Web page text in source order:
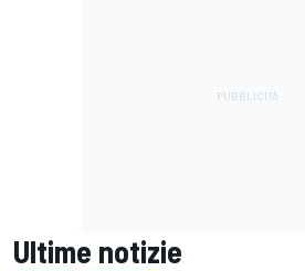
Ultime notizie